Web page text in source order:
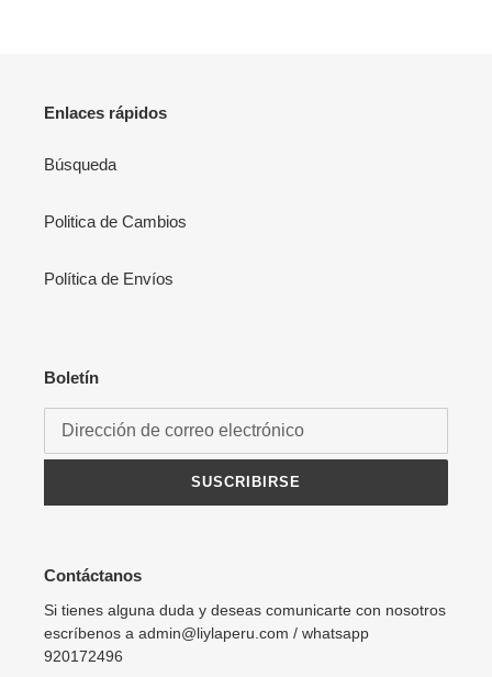
Enlaces rápidos
Búsqueda
Politica de Cambios
Política de Envíos
Boletín
SUSCRIBIRSE
Contáctanos
Si tienes alguna duda y deseas comunicarte con nosotros
escríbenos a admin@liylaperu.com / whatsapp
920172496